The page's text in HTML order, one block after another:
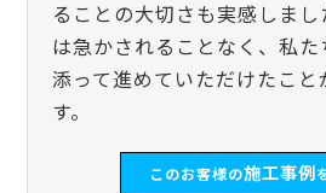
ることの大切さも実感しま
は急かされることなく、私た
添って進めていただけたこと
す。
このお客様の施工事例